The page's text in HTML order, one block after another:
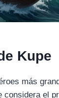
Kupe
más
considera el